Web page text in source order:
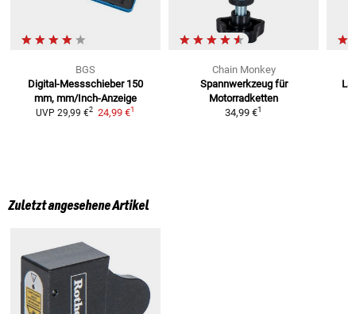
BGS
Digital-Messschieber 150
mm, mm/Inch-Anzeige
UVP 29,99 €2 24,99 €1
Chain Monkey
Spannwerkzeug für
Motorradketten
34,99 €1
Zuletzt angesehene Artikel